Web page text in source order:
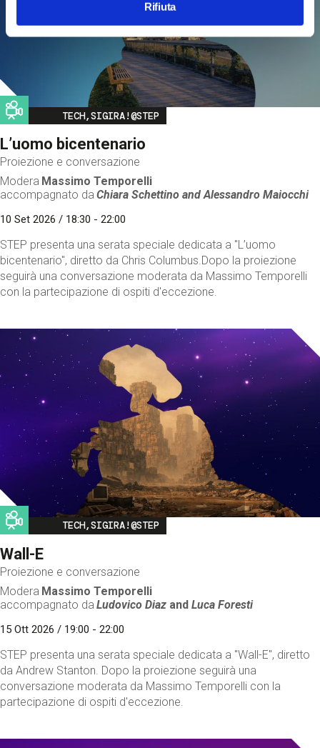
Rifiuta
Image
TECH,SIGIRA!@STEP
L’uomo bicentenario
Proiezione e conversazione
Modera Massimo Temporelli
accompagnato da Chiara Schettino andAlessandro Maiocchi
10 Set 2026 / 18:30 - 22:00
STEP presenta una serata speciale dedicata a "L’uomo
bicentenario", diretto da Chris Columbus.Dopo la proiezione
seguirà una conversazione moderata da Massimo Temporelli
con la partecipazione di ospiti d'eccezione.
Image
TECH,SIGIRA!@STEP
Wall-E
Proiezione e conversazione
Modera Massimo Temporelli
accompagnato da Ludovico Diaz andLuca Foresti
15 Ott 2026 / 19:00 - 22:00
STEP presenta una serata speciale dedicata a "Wall-E", diretto
da Andrew Stanton. Dopo la proiezione seguirà una
conversazione moderata da Massimo Temporelli con la
partecipazione di ospiti d'eccezione.